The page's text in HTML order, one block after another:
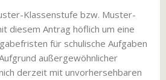
Klassenstufe bzw. Muster-
diesem Antrag höflich um eine
für schulische Aufgaben
außergewöhnlicher
derzeit mit unvorhersehbaren